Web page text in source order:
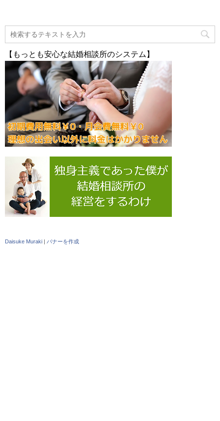
【もっとも安心な結婚相談所のシステム】
Daisuke Muraki | バナーを作成